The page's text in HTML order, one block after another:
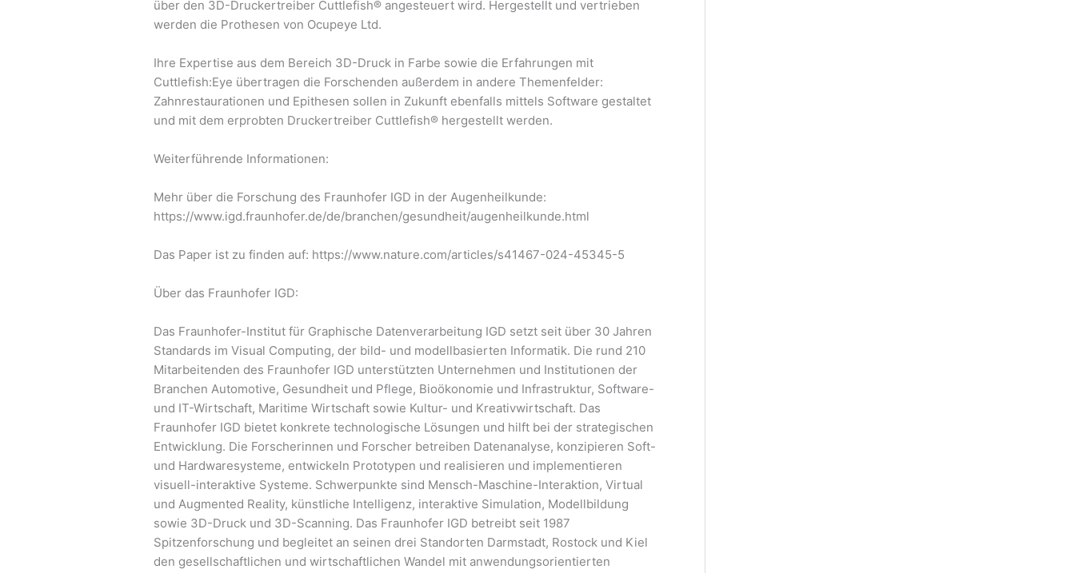
über den 3D-Druckertreiber Cuttlefish® angesteuert wird. Hergestellt und vertrieben
werden die Prothesen von Ocupeye Ltd.
Ihre Expertise aus dem Bereich 3D-Druck in Farbe sowie die Erfahrungen mit
Cuttlefish:Eye übertragen die Forschenden außerdem in andere Themenfelder:
Zahnrestaurationen und Epithesen sollen in Zukunft ebenfalls mittels Software gestaltet
und mit dem erprobten Druckertreiber Cuttlefish® hergestellt werden.
Weiterführende Informationen:
Mehr über die Forschung des Fraunhofer IGD in der Augenheilkunde:
https://www.igd.fraunhofer.de/de/branchen/gesundheit/augenheilkunde.html
Das Paper ist zu finden auf: https://www.nature.com/articles/s41467-024-45345-5
Über das Fraunhofer IGD:
Das Fraunhofer-Institut für Graphische Datenverarbeitung IGD setzt seit über 30 Jahren
Standards im Visual Computing, der bild- und modellbasierten Informatik. Die rund 210
Mitarbeitenden des Fraunhofer IGD unterstützten Unternehmen und Institutionen der
Branchen Automotive, Gesundheit und Pflege, Bioökonomie und Infrastruktur, Software-
und IT-Wirtschaft, Maritime Wirtschaft sowie Kultur- und Kreativwirtschaft. Das
Fraunhofer IGD bietet konkrete technologische Lösungen und hilft bei der strategischen
Entwicklung. Die Forscherinnen und Forscher betreiben Datenanalyse, konzipieren Soft-
und Hardwaresysteme, entwickeln Prototypen und realisieren und implementieren
visuell-interaktive Systeme. Schwerpunkte sind Mensch-Maschine-Interaktion, Virtual
und Augmented Reality, künstliche Intelligenz, interaktive Simulation, Modellbildung
sowie 3D-Druck und 3D-Scanning. Das Fraunhofer IGD betreibt seit 1987
Spitzenforschung und begleitet an seinen drei Standorten Darmstadt, Rostock und Kiel
den gesellschaftlichen und wirtschaftlichen Wandel mit anwendungsorientierten